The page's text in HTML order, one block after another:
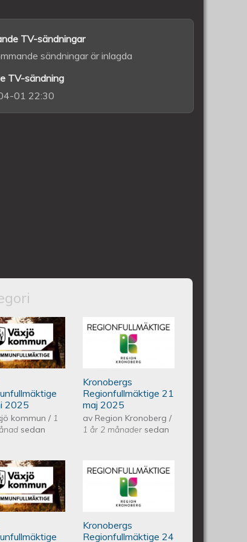
TV-sändningar
sändningar är inlagda
TV-sändning
01 22:30
18 juni 2025
kommunfullmäktige 17
2025
kommun / 1
sedan
Kronobergs
regionfullmäktige
21 maj 2025
Kronobergs
Regionfullmäktige 21
maj 2025
av Region Kronoberg/
1 år 2 månader sedan
20 maj 2025
kommunfullmäktige 29
2025
Kronobergs
regionfullmäktige
24 april 2025
Kronobergs
Regionfullmäktige 24